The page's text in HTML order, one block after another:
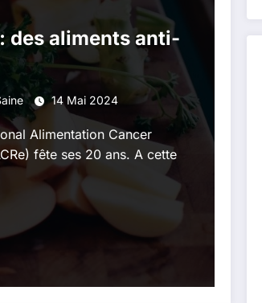
des aliments anti-
14 Mai 2024
Alimentation Cancer
fête ses 20 ans. A cette